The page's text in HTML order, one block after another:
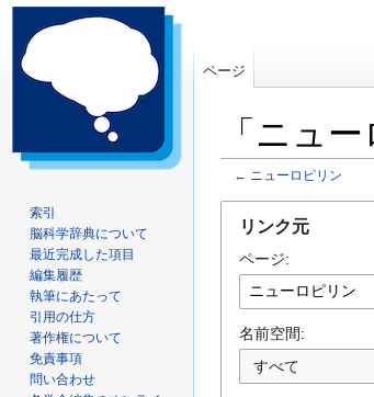
「ニュ
← ニューロピリン
リンク元
ページ:
名前空間:
すべて
ページ
索引
脳科学辞典について
最近完成した項目
編集履歴
執筆にあたって
引用の仕方
著作権について
免責事項
問い合わせ